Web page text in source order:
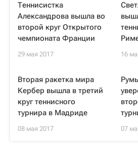
Теннисистка
Александрова вышла во
второй круг Открытого
чемпионата Франции
29 мая 2017 16
Вторая ракетка мира
Кербер вышла в третий
круг теннисного
турнира в Мадриде
08 мая 2017 07